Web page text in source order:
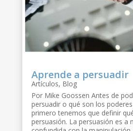
Aprende a persuadir
Artículos, Blog
Por Mike Goossen Antes de
persuadir o qué son los
primero tenemos que definir
persuasión. La persuasión es a